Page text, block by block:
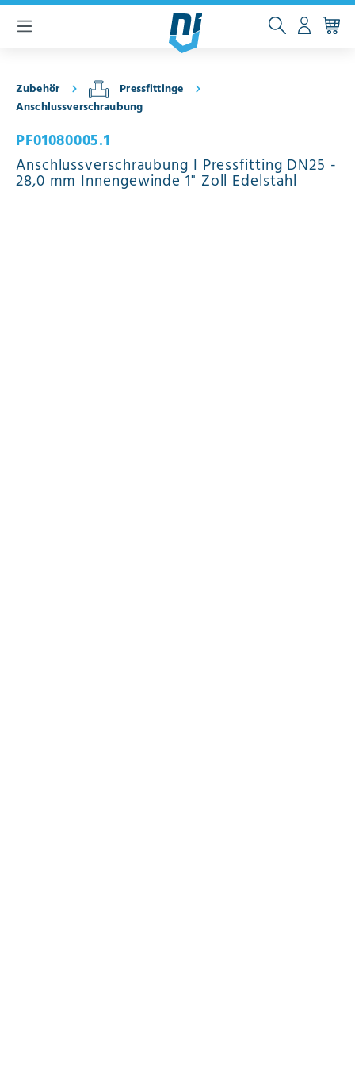
springen
Zubehör
Pressfittinge
Anschlussverschraubung
PF01080005.1
Anschlussverschraubung I Pressfitting DN25 -
28,0 mm Innengewinde 1" Zoll Edelstahl